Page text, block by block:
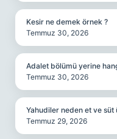
Kesir ne demek örnek ?
Temmuz 30, 2026
Adalet bölümü yerine
Temmuz 30, 2026
Yahudiler neden et ve
Temmuz 29, 2026